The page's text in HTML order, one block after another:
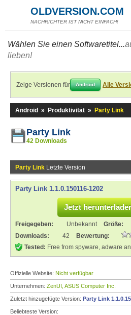
OLDVERSION.COM
NACHRICHTER IST NICHT EINFACH!
Wählen Sie einen Softwaretitel...
lieben!
Zeige Versionen für Android Alle
Android » Produktivität » Party Link
Party Link
42 Downloads
Party Link Letzte Version
Party Link 1.1.0.150116-1202
Jetzt
Freigegeben: Unbekannt Größe:
Downloads:
42
Bewertung:
Tested: Free from spyware, adware
Offizielle Website: Nicht verfügbar
Unternehmen: ZenUI, ASUS Computer Inc.
Zuletzt hinzugefügte Version: Party Link
Beliebteste Version: